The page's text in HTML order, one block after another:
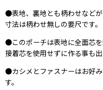
●表地、裏地とも柄わせなど
寸法は柄わせ無しの要尺です。
●このポーチは表地に全面芯
接着芯を使用せずに作る事も出
●カシメとファスナーはお好
す。